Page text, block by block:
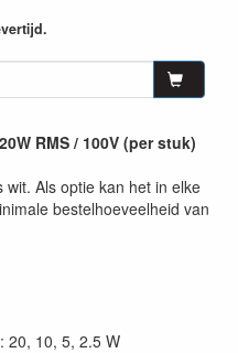
RMS / 100V (per stuk)
Als optie kan het in elke
bestelhoeveelheid van
20, 10, 5, 2.5 W